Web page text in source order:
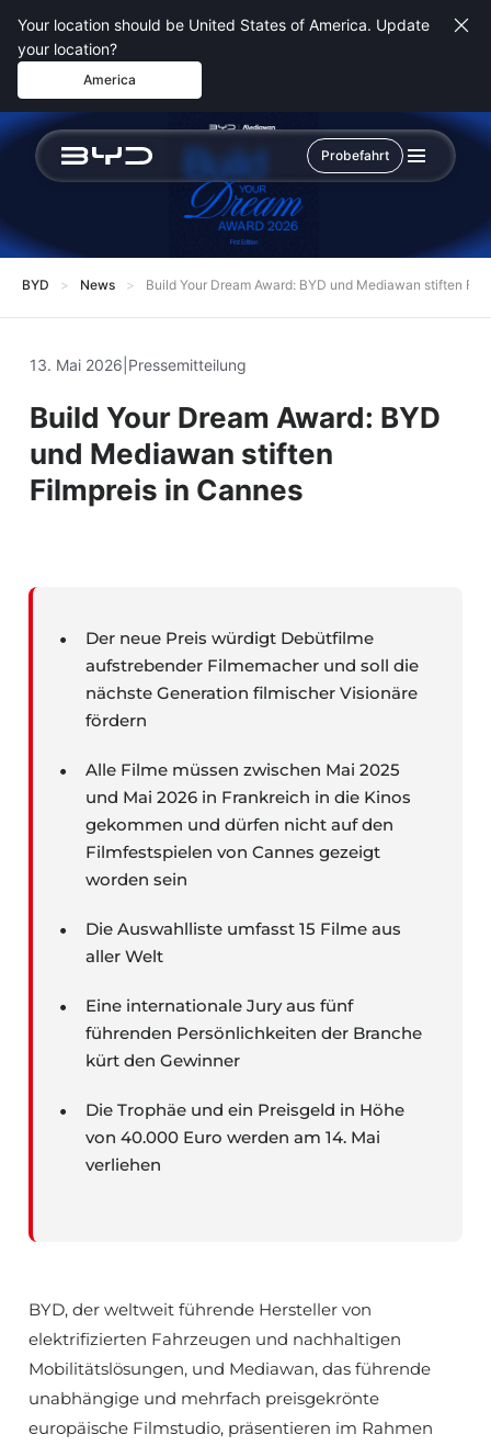
Your location should be United States of America. Update
your location?
America
Probefahrt
BYD News Build Your Dream Award: BYD und Mediawan stiften
13. Mai 2026 Pressemitteilung
Build Your Dream Award: BYD
und Mediawan stiften
Filmpreis in Cannes
Der neue Preis würdigt Debütfilme
aufstrebender Filmemacher und soll die
nächste Generation filmischer Visionäre
fördern
Alle Filme müssen zwischen Mai 2025
und Mai 2026 in Frankreich in die Kinos
gekommen und dürfen nicht auf den
Filmfestspielen von Cannes gezeigt
worden sein
Die Auswahlliste umfasst 15 Filme aus
aller Welt
Eine internationale Jury aus fünf
führenden Persönlichkeiten der Branche
kürt den Gewinner
Die Trophäe und ein Preisgeld in Höhe
von 40.000 Euro werden am 14. Mai
verliehen
BYD, der weltweit führende Hersteller von
elektrifizierten Fahrzeugen und nachhaltigen
Mobilitätslösungen, und Mediawan, das führende
unabhängige und mehrfach preisgekrönte
europäische Filmstudio, präsentieren im Rahmen